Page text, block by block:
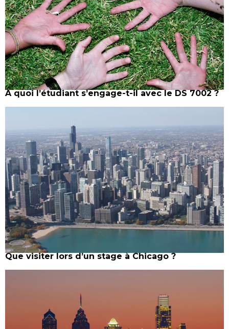
A quoi l’étudiant s’engage-t-il avec le DS 7002 ?
Que visiter lors d’un stage à Chicago ?